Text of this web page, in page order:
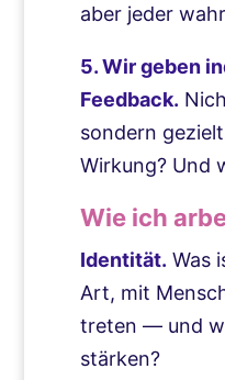
aber jeder
5. Wir geben
Feedback.
sondern
Wirkung? Und
Wie ich
Identität. Was
Art, mit
treten — und
stärken?